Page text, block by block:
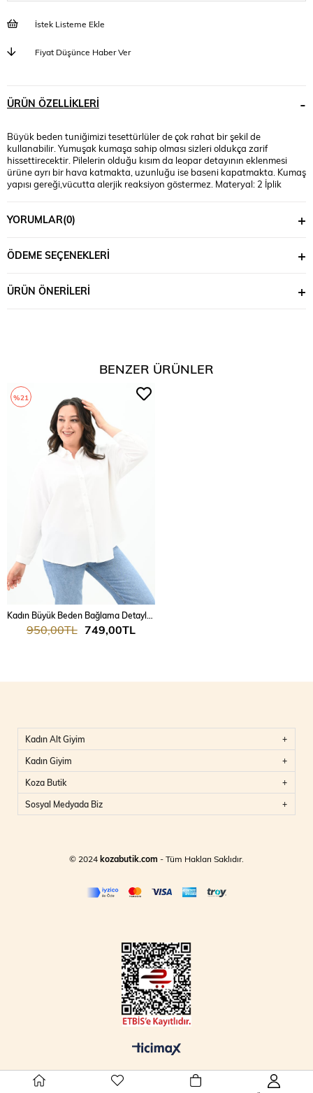
İstek Listeme Ekle
Fiyat Düşünce Haber Ver
ÜRÜN ÖZELLIKLERI
Büyük beden tuniğimizi tesettürlüler de çok rahat bir şekil de
kullanabilir. Yumuşak kumaşa sahip olması sizleri oldukça zarif
hissettirecektir. Pilelerin olduğu kısım da leopar detayının eklenmesi
ürüne ayrı bir hava katmakta, uzunluğu ise baseni kapatmakta. Kumaş
yapısı gereği,vücutta alerjik reaksiyon göstermez. Materyal: 2 İplik
bel:90, basen:118
YORUMLAR(0)
ÖDEME SEÇENEKLERI
ÜRÜN ÖNERILERI
BENZER ÜRÜNLER
Kadın Büyük Beden Bağlama Detaylı Gömlek 1709-25
749,00TL
950,00TL
%21
Kadın Alt Giyim
Kadın Giyim
Koza Butik
Sosyal Medyada Biz
© 2024kozabutik.com - Tüm Hakları Saklıdır.